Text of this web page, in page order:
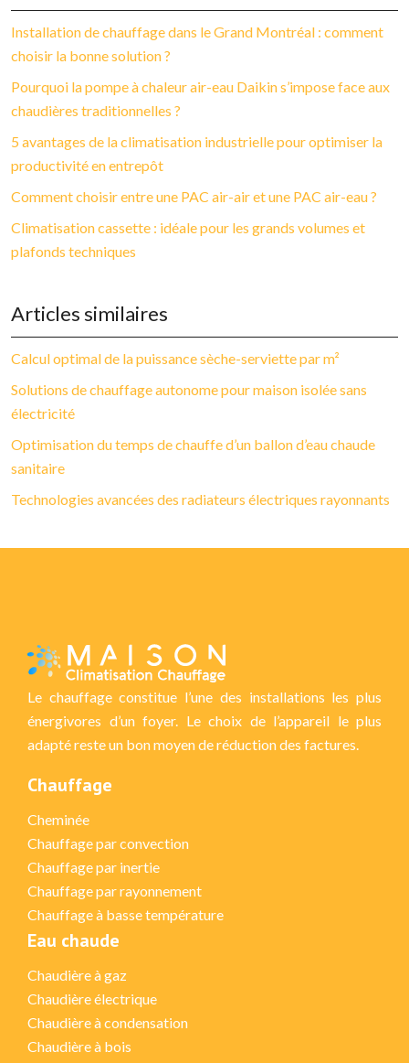
Installation de chauffage dans le Grand Montréal : comment
choisir la bonne solution ?
Pourquoi la pompe à chaleur air-eau Daikin s’impose face aux
chaudières traditionnelles ?
5 avantages de la climatisation industrielle pour optimiser la
productivité en entrepôt
Comment choisir entre une PAC air-air et une PAC air-eau ?
Climatisation cassette : idéale pour les grands volumes et
plafonds techniques
Articles similaires
Calcul optimal de la puissance sèche-serviette par m²
Solutions de chauffage autonome pour maison isolée sans
électricité
Optimisation du temps de chauffe d’un ballon d’eau chaude
sanitaire
Technologies avancées des radiateurs électriques rayonnants
Le chauffage constitue l’une des installations les plus
énergivores d’un foyer. Le choix de l’appareil le plus
adapté reste un bon moyen de réduction des factures.
Chauffage
Cheminée
Chauffage par convection
Chauffage par inertie
Chauffage par rayonnement
Chauffage à basse température
Eau chaude
Chaudière à gaz
Chaudière électrique
Chaudière à condensation
Chaudière à bois